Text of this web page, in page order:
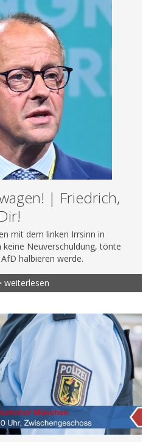
| Friedrich,
mit dem linken Irrsinn in
keine Neuverschuldung, tönte
halbieren werde.
weiterlesen